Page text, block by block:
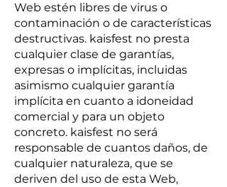
Web estén libres de virus o
contaminación o de características
destructivas. kaisfest no presta
cualquier clase de garantías,
expresas o implícitas, incluidas
asimismo cualquier garantía
implícita en cuanto a idoneidad
comercial y para un objeto
concreto. kaisfest no será
responsable de cuantos daños, de
cualquier naturaleza, que se
deriven del uso de esta Web,